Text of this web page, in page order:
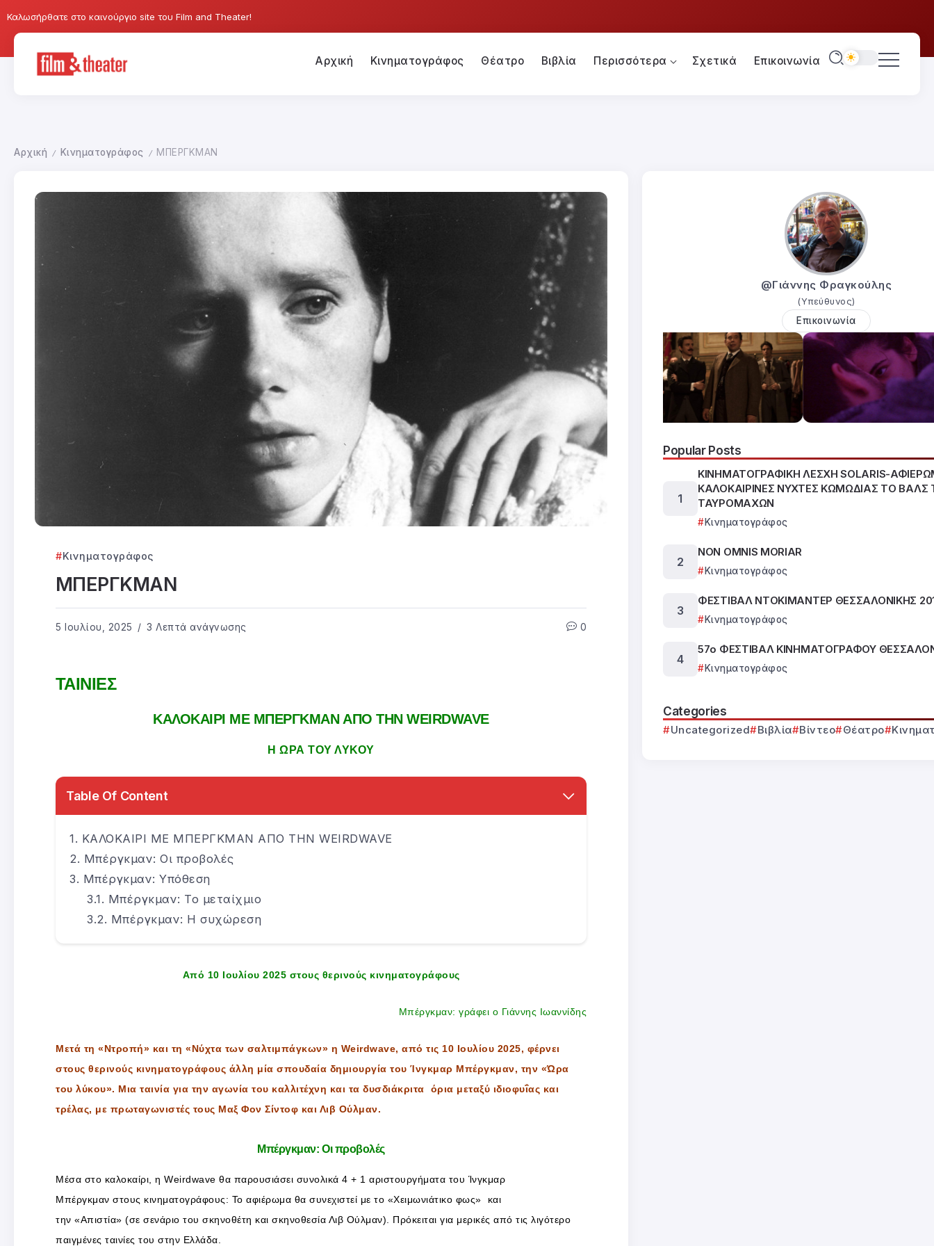
Καλωσήρθατε στο καινούργιο site του Film and Theater!
Αρχική Κινηματογράφος Θέατρο Βιβλία Περισσότερα Σχετικά Επικοινωνία
Αρχική / Κινηματογράφος / ΜΠΕΡΓΚΜΑΝ
Κινηματογράφος
ΜΠΕΡΓΚΜΑΝ
5 Ιουλίου, 2025 3 Λεπτά ανάγνωσης 0
ΤΑΙΝΙΕΣ
ΚΑΛΟΚΑΙΡΙ ΜΕ ΜΠΕΡΓΚΜΑΝ ΑΠΟ ΤΗΝ WEIRDWAVE
Η ΩΡΑ ΤΟΥ ΛΥΚΟΥ
Table Of Content
ΚΑΛΟΚΑΙΡΙ ΜΕ ΜΠΕΡΓΚΜΑΝ ΑΠΟ ΤΗΝ WEIRDWAVE
Μπέργκμαν: Οι προβολές
Μπέργκμαν: Υπόθεση
Μπέργκμαν: Το μεταίχμιο
Μπέργκμαν: Η συχώρεση
Από 10 Ιουλίου 2025 στους θερινούς κινηματογράφους
Μπέργκμαν: γράφει ο Γιάννης Ιωαννίδης
Μετά τη «Ντροπή» και τη «Νύχτα των σαλτιμπάγκων» η Weirdwave, από τις 10 Ιουλίου 2025, φέρνει
στους θερινούς κινηματογράφους άλλη μία σπουδαία δημιουργία του Ίνγκμαρ Μπέργκμαν, την «Ώρα
του λύκου». Μια ταινία για την αγωνία του καλλιτέχνη και τα δυσδιάκριτα όρια μεταξύ ιδιοφυΐας και
τρέλας, με πρωταγωνιστές τους Μαξ Φον Σίντοφ και Λιβ Ούλμαν.
Μπέργκμαν: Οι προβολές
Μέσα στο καλοκαίρι, η Weirdwave θα παρουσιάσει συνολικά 4 + 1 αριστουργήματα του Ίνγκμαρ
Μπέργκμαν στους κινηματογράφους: Το αφιέρωμα θα συνεχιστεί με το «Χειμωνιάτικο φως» και
την «Απιστία» (σε σενάριο του σκηνοθέτη και σκηνοθεσία Λιβ Ούλμαν). Πρόκειται για μερικές από τις λιγότερο
παιγμένες ταινίες του στην Ελλάδα.
@Γιάννης Φραγκούλης
(Υπεύθυνος)
Επικοινωνία
Popular Posts
ΚΙΝΗΜΑΤΟΓΡΑΦΙΚΗ ΛΕΣΧΗ SOLARIS-
ΚΑΛΟΚΑΙΡΙΝΕΣ ΝΥΧΤΕΣ ΚΩΜΩΔΙΑΣ ΤΟ ΒΑΛΣ
ΤΑΥΡΟΜΑΧΩΝ
Κινηματογράφος
NON OMNIS MORIAR
Κινηματογράφος
ΦΕΣΤΙΒΑΛ ΝΤΟΚΙΜΑΝΤΕΡ ΘΕΣΣΑΛΟΝΙΚΗΣ
Κινηματογράφος
57ο ΦΕΣΤΙΒΑΛ ΚΙΝΗΜΑΤΟΓΡΑΦΟΥ
Κινηματογράφος
Categories
Uncategorized Βιβλία Βίντεο Θέατρο